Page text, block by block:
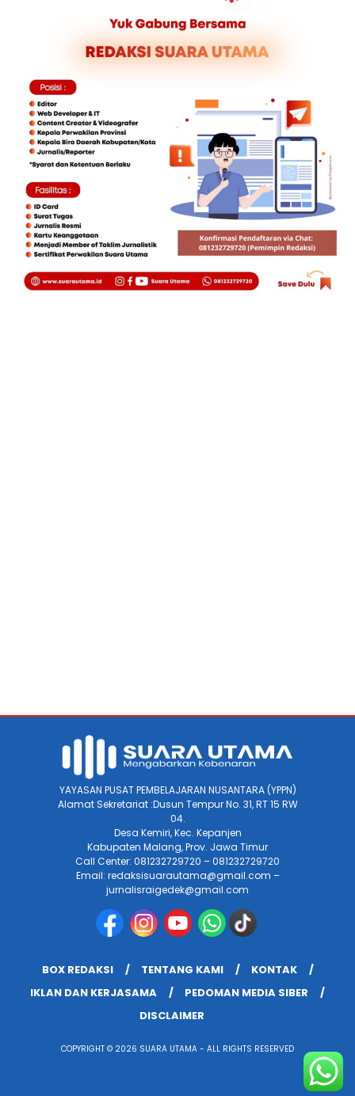
YAYASAN PUSAT PEMBELAJARAN NUSANTARA (YPPN)
Alamat Sekretariat :Dusun Tempur No. 31, RT 15 RW
04.
Desa Kemiri, Kec. Kepanjen
Kabupaten Malang, Prov. Jawa Timur
Call Center: 081232729720 – 081232729720
Email: redaksisuarautama@gmail.com –
jurnalisraigedek@gmail.com
BOX REDAKSI TENTANG KAMI
KONTAK
IKLAN DAN KERJASAMA
PEDOMAN MEDIA SIBER
DISCLAIMER
COPYRIGHT © 2026 SUARA UTAMA - ALL RIGHTS RESERVED